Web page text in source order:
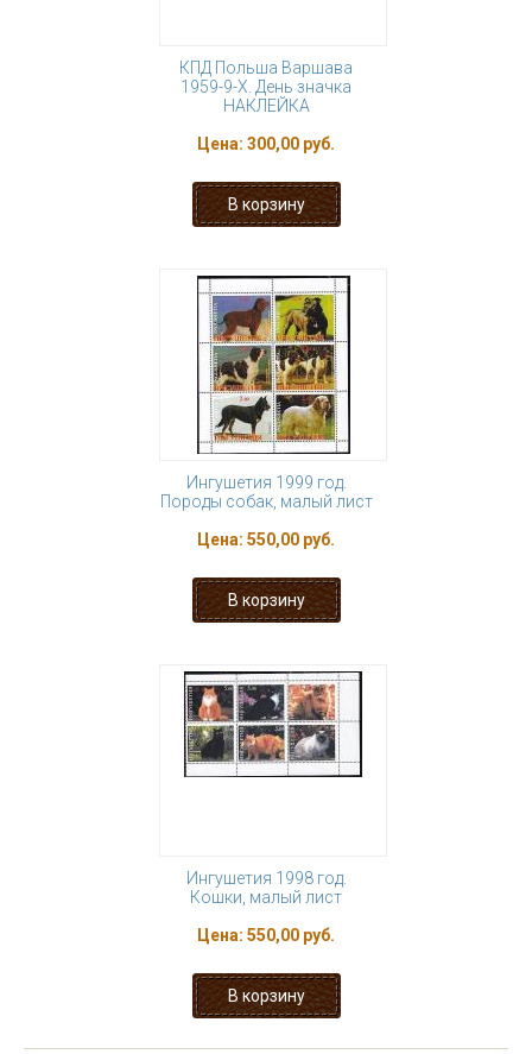
КПД Польша Варшава
1959-9-Х. День значка
НАКЛЕЙКА
Цена: 300,00 руб.
Ингушетия 1999 год.
Породы собак, малый лист
Цена: 550,00 руб.
Ингушетия 1998 год.
Кошки, малый лист
Цена: 550,00 руб.